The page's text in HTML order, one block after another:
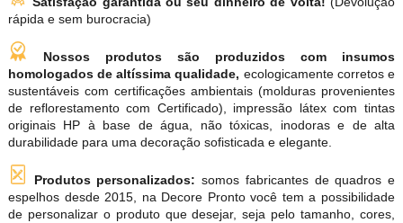
rápida e sem burocracia)
Nossos produtos são produzidos com insumos
homologados de altíssima qualidade, ecologicamente corretos e
sustentáveis com certificações ambientais (molduras provenientes
de reflorestamento com Certificado), impressão látex com tintas
originais HP à base de água, não tóxicas, inodoras e de alta
durabilidade para uma decoração sofisticada e elegante.
Produtos personalizados: somos fabricantes de quadros e
espelhos desde 2015, na Decore Pronto você tem a possibilidade
de personalizar o produto que desejar, seja pelo tamanho, cores,